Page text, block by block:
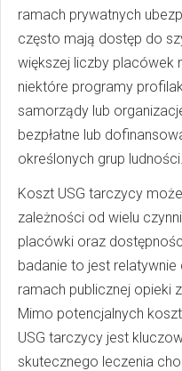
ramach prywatnych
często mają dostęp do
większej liczby placówek
niektóre programy
samorządy lub
bezpłatne lub
określonych grup ludności.
Koszt USG tarczycy
zależności od wielu
placówki oraz
badanie to jest
ramach publicznej opieki
Mimo potencjalnych
USG tarczycy jest
skutecznego leczenia